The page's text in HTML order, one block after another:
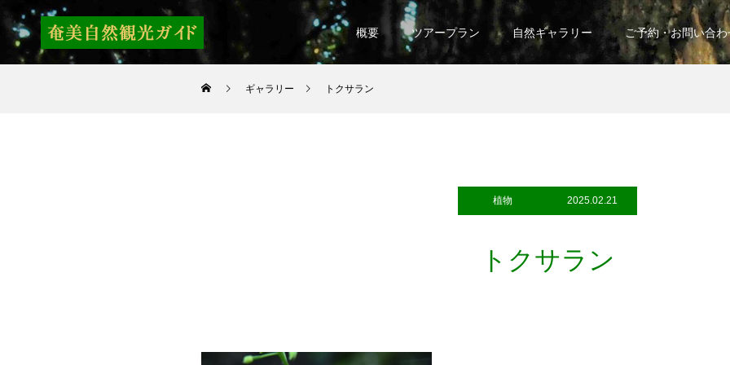
概要 ツアープラン 自然ギャラリー ご予約・お問い合わ
ギャラリー トクサラン
植物 2025.02.21
トクサラン